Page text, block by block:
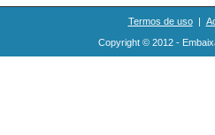
Termos de uso|
Copyright © 2012 -